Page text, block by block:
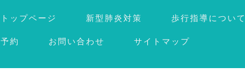
トップページ 新型肺炎対策 歩行指導について
予約 お問い合わせ サイトマップ